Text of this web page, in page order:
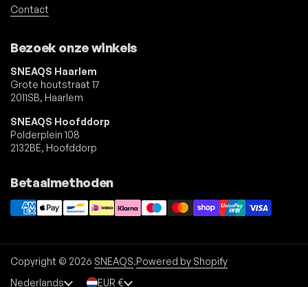
Contact
Bezoek onze winkels
SNEAQS Haarlem
Grote houtstraat 17
2011SB, Haarlem
SNEAQS Hoofddorp
Polderplein 108
2132BE, Hoofddorp
Betaalmethoden
Copyright © 2026 SNEAQS.Powered by Shopify
Taal
Nederlands Land/region
EUR €